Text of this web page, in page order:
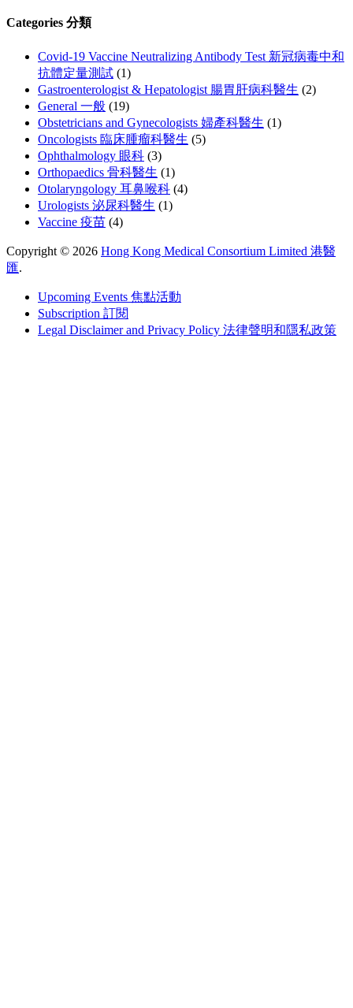
Categories 分類
Covid-19 Vaccine Neutralizing Antibody Test 新冠病毒中和
抗體定量測試 (1)
Gastroenterologist & Hepatologist 腸胃肝病科醫生 (2)
General 一般 (19)
Obstetricians and Gynecologists 婦產科醫生 (1)
Oncologists 臨床腫瘤科醫生 (5)
Ophthalmology 眼科 (3)
Orthopaedics 骨科醫生 (1)
Otolaryngology 耳鼻喉科 (4)
Urologists 泌尿科醫生 (1)
Vaccine 疫苗 (4)
Copyright © 2026 Hong Kong Medical Consortium Limited 港醫
匯.
Upcoming Events 焦點活動
Subscription 訂閱
Legal Disclaimer and Privacy Policy 法律聲明和隱私政策